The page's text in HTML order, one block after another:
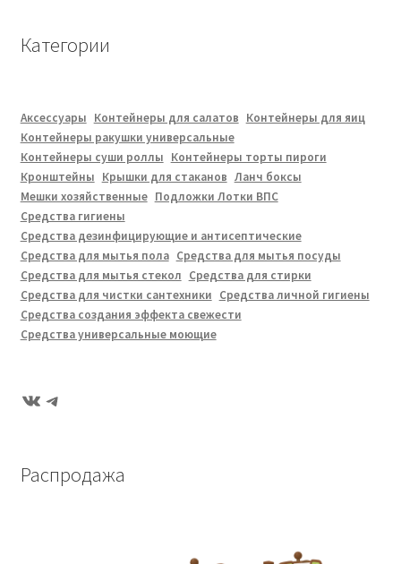
Категории
Аксессуары Контейнеры для салатов Контейнеры для яиц
Контейнеры ракушки универсальные
Контейнеры суши роллы Контейнеры торты пироги
Кронштейны Крышки для стаканов Ланч боксы
Мешки хозяйственные Подложки Лотки ВПС
Средства гигиены
Средства дезинфицирующие и антисептические
Средства для мытья пола Средства для мытья посуды
Средства для мытья стекол Средства для стирки
Средства для чистки сантехники Средства личной гигиены
Средства создания эффекта свежести
Средства универсальные моющие
ВКонтакте
Telegram
Распродажа